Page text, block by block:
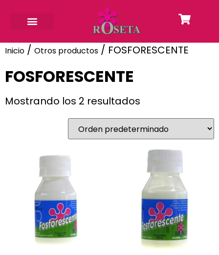
Inicio / Otros productos / FOSFORESCENTE
FOSFORESCENTE
Mostrando los 2 resultados